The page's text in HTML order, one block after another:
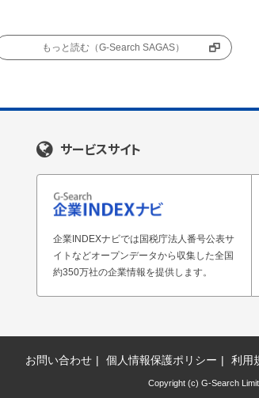
もっと読む（G-Search SAGAS）
サービスサイト
企業INDEXナビでは国税庁法人番号公表サ
イトなどオープンデータから収集した全国
約350万社の企業情報を提供します。
お問い合わせ 個人情報保護ポリシー 利用
Copyright (c) G-Search